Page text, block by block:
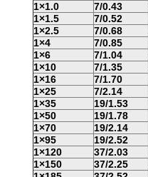
1×1.0
7/0.43
1×1.5
7/0.52
1×2.5
7/0.68
1×4
7/0.85
1×6
7/1.04
1×10
7/1.35
1×16
7/1.70
1×25
7/2.14
1×35
19/1.53
1×50
19/1.78
1×70
19/2.14
1×95
19/2.52
1×120
37/2.03
1×150
37/2.25